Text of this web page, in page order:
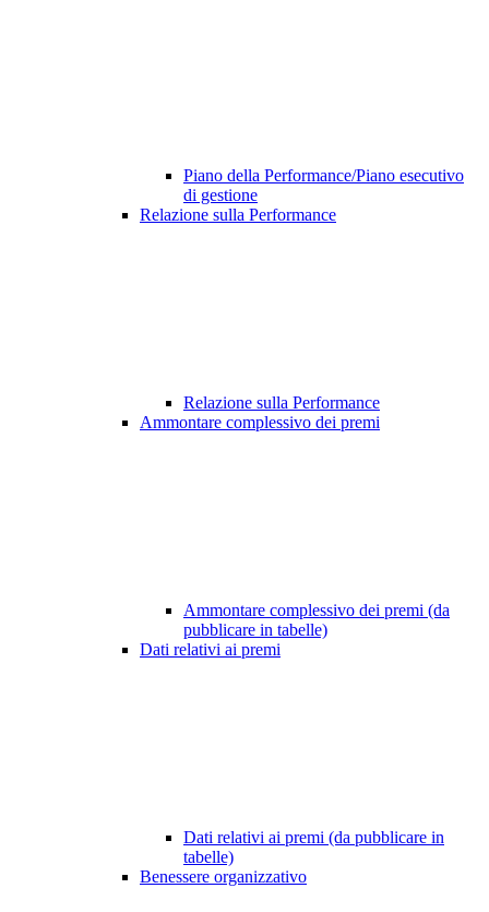
Piano della Performance/Piano esecutivo
di gestione
Relazione sulla Performance
Relazione sulla Performance
Ammontare complessivo dei premi
Ammontare complessivo dei premi (da
pubblicare in tabelle)
Dati relativi ai premi
Dati relativi ai premi (da pubblicare in
tabelle)
Benessere organizzativo